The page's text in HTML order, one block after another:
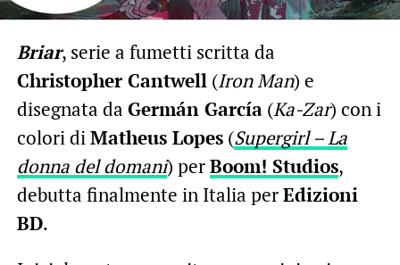
Briar, serie a fumetti scritta da
Christopher Cantwell(Iron Man) e
disegnata da Germán García(Ka-Zar) con i
colori diMatheus Lopes(Supergirl – La
donna del domani) perBoom! Studios,
debutta finalmente in Italia perEdizioni
BD.